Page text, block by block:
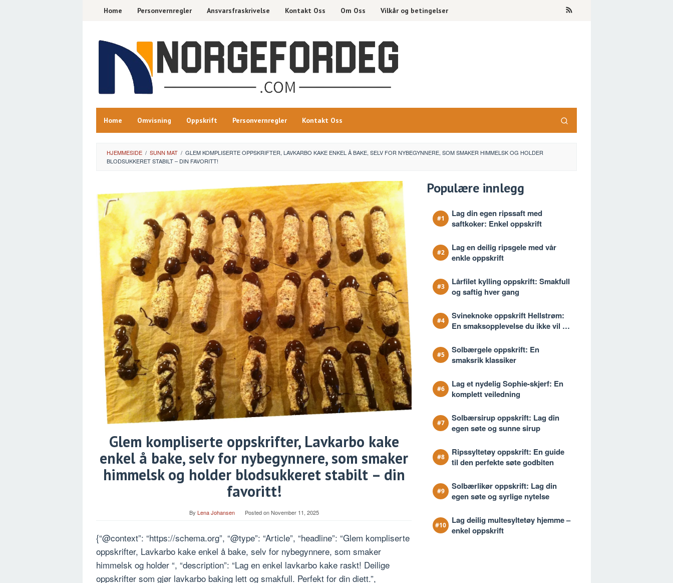
Home Personvernregler Ansvarsfraskrivelse Kontakt Oss Om Oss Vilkår og betingelser
Home Omvisning Oppskrift Personvernregler Kontakt Oss
HJEMMESIDE / SUNN MAT / GLEM KOMPLISERTE OPPSKRIFTER, LAVKARBO KAKE ENKEL Å BAKE, SELV FOR NYBEGYNNERE, SOM SMAKER HIMMELSK OG HOLDER
BLODSUKKERET STABILT – DIN FAVORITT!
Glem kompliserte oppskrifter, Lavkarbo kake
enkel å bake, selv for nybegynnere, som smaker
himmelsk og holder blodsukkeret stabilt – din
favoritt!
By Lena Johansen Posted onNovember 11, 2025
{“@context”: “https://schema.org”, “@type”: “Article”, “headline”: “Glem kompliserte
oppskrifter, Lavkarbo kake enkel å bake, selv for nybegynnere, som smaker
himmelsk og holder “, “description”: “Lag en enkel lavkarbo kake raskt! Deilige
oppskrifter som gjør lavkarbo baking lett og smakfull. Perfekt for din diett.”,
Populære innlegg
Lag din egen ripssaft med
saftkoker: Enkel oppskrift
Lag en deilig ripsgele med vår
enkle oppskrift
Lårfilet kylling oppskrift: Smakfull
og saftig hver gang
Svineknoke oppskrift Hellstrøm:
En smaksopplevelse du ikke vil gå
Solbærgele oppskrift: En
smaksrik klassiker
Lag et nydelig Sophie-skjerf: En
komplett veiledning
Solbærsirup oppskrift: Lag din
egen søte og sunne sirup
Ripssyltetøy oppskrift: En guide
til den perfekte søte godbiten
Solbærlikør oppskrift: Lag din
egen søte og syrlige nytelse
Lag deilig multesyltetøy hjemme –
enkel oppskrift